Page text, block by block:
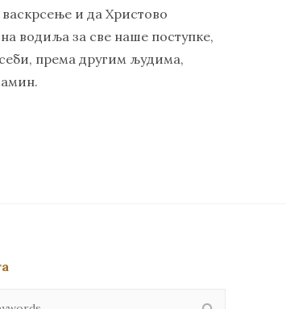
и да Христово
водиља за све наше поступке,
према другим људима,